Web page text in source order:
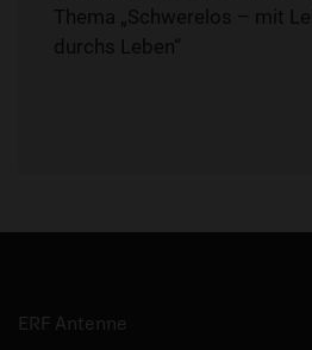
Thema „Schwerelos – mit
durchs Leben“
ERF Antenne